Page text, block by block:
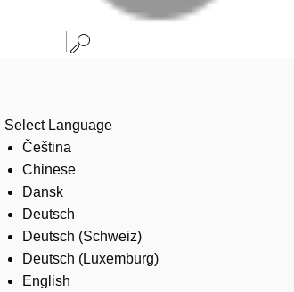
Select Language
Čeština
Chinese
Dansk
Deutsch
Deutsch (Schweiz)
Deutsch (Luxemburg)
English